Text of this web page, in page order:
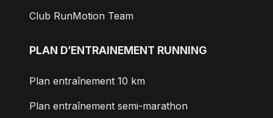
Club RunMotion Team
PLAN D’ENTRAINEMENT RUNNING
Plan entraînement 10 km
Plan entraînement semi-marathon